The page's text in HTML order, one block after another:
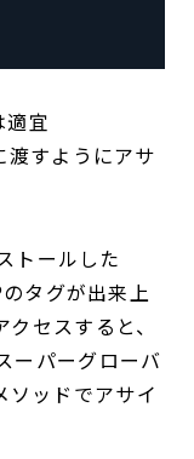
宜
すようにアサ
トールした
タグが出来上
セスすると、
ーパーグローバ
ッドでアサイ